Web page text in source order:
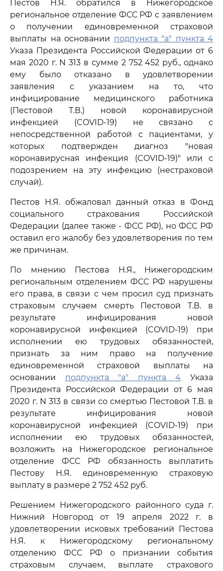
Пестов Н.Я. обратился в Нижегородское
региональное отделение ФСС РФ с заявлением
о получении единовременной страховой
выплаты на основании подпункта "а" пункта 4
Указа Президента Российской Федерации от 6
мая 2020 г. N 313 в сумме 2 752 452 руб., однако
ему было отказано в удовлетворении
заявления с указанием на то, что
инфицирование медицинского работника
(Пестовой Т.В.) новой коронавирусной
инфекцией (COVID-19) не связано с
непосредственной работой с пациентами, у
которых подтвержден диагноз "новая
коронавирусная инфекция (COVID-19)" или с
подозрением на эту инфекцию (нестраховой
случай).
Пестов Н.Я. обжаловал данный отказ в Фонд
социального страхования Российской
Федерации (далее также - ФСС РФ), но ФСС РФ
оставил его жалобу без удовлетворения по тем
же причинам.
По мнению Пестова Н.Я., Нижегородским
региональным отделением ФСС РФ нарушены
его права, в связи с чем просил суд признать
страховым случаем смерть Пестовой Т.В. в
результате инфицирования новой
коронавирусной инфекцией (COVID-19) при
исполнении ею трудовых обязанностей,
признать за ним право на получение
единовременной страховой выплаты на
основании подпункта "а" пункта 4 Указа
Президента Российской Федерации от 6 мая
2020 г. N 313 в связи со смертью Пестовой Т.В. в
результате инфицирования новой
коронавирусной инфекцией (COVID-19) при
исполнении ею трудовых обязанностей,
возложить на Нижегородское региональное
отделение ФСС РФ обязанность выплатить
Пестову Н.Я. единовременную страховую
выплату в размере 2 752 452 руб.
Решением Нижегородского районного суда г.
Нижний Новгород от 19 апреля 2022 г. в
удовлетворении исковых требований Пестова
Н.Я. к Нижегородскому региональному
отделению ФСС РФ о признании события
страховым случаем, выплате страхового